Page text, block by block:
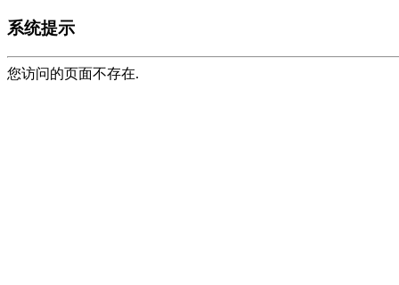
系统提示
您访问的页面不存在.